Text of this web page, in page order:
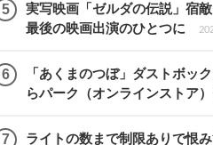
実写映画「ゼルダの伝説」宿
最後の映画出演のひとつに
「あくまのつぼ」ダストボッ
らパーク（オンラインストア）
ライトの数まで制限ありで恨